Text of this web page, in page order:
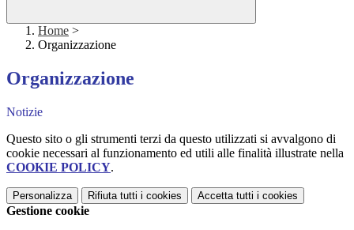
Home >
Organizzazione
Organizzazione
Notizie
Questo sito o gli strumenti terzi da questo utilizzati si avvalgono di
cookie necessari al funzionamento ed utili alle finalità illustrate nella
COOKIE POLICY.
Personalizza Rifiuta tutti i cookies Accetta tutti i cookies
Gestione cookie